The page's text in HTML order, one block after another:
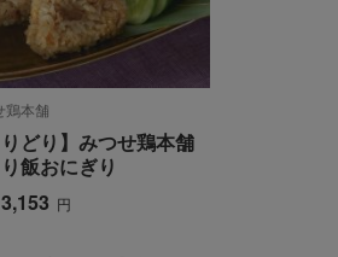
鶏本舗
りどり】みつせ鶏本舗
飯おにぎり
3,153 円